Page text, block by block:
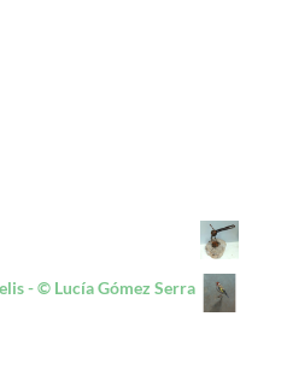
- © Lucía Gómez Serra